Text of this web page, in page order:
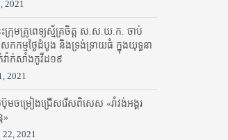
2021
េះក្រុមគ្រូពេទ្យស្ម័គ្រចិត្ត ស.ស.យ.ក. ចាប់
សកកម្មថ្ងៃដំបូង និងទ្រង់ទ្រាយធំ ក្នុងយុទ្ធនា
វ៉ាក់សាំងកូវីដ១៩
2021
មចម្រៀងជ្រើសរើសពិសេស «រាំវង់អង្គរ
»
2021